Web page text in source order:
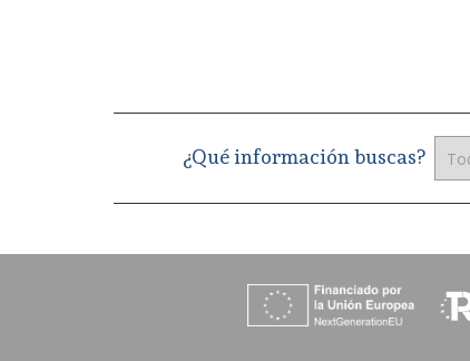
¿Qué información buscas?